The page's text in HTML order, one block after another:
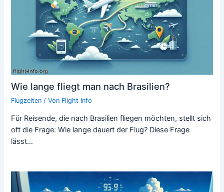
Wie lange fliegt man nach Brasilien?
Flugzeiten / Von Flight Info
Für Reisende, die nach Brasilien fliegen möchten, stellt sich
oft die Frage: Wie lange dauert der Flug? Diese Frage
lässt…